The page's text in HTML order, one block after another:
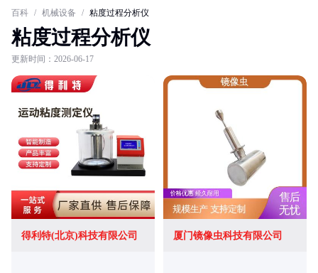
百科 / 机械设备 / 粘度过程分析仪
粘度过程分析仪
更新时间：2026-06-17
得利特(北京)科技有限公司 厦门镜像虫科技有限公司